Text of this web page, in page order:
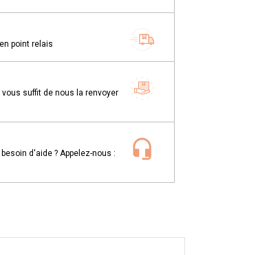
point relais
vous suffit de nous la renvoyer
d'aide ? Appelez-nous :